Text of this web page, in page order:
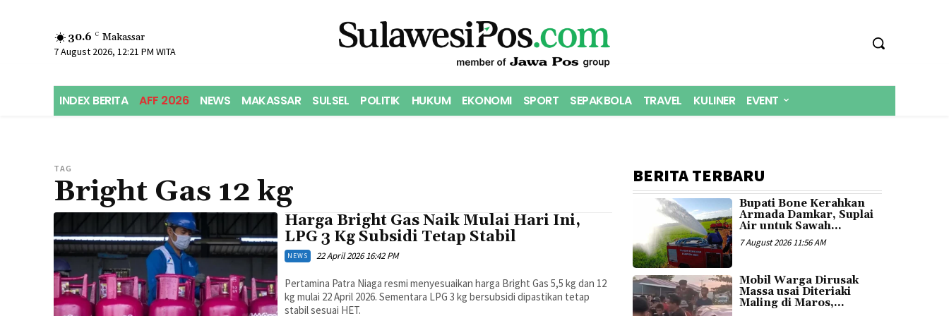
30.6 C Makassar
7 August 2026, 12:21 PM WITA
INDEX BERITA AFF 2026 NEWS MAKASSAR SULSEL POLITIK HUKUM EKONOMI SPORT SEPAKBOLA TRAVEL KULINER EVENT
TAG
Bright Gas 12 kg
Harga Bright Gas Naik Mulai Hari Ini,
LPG 3 Kg Subsidi Tetap Stabil
NEWS 22 April 2026 16:42 PM
Pertamina Patra Niaga resmi menyesuaikan harga Bright Gas 5,5 kg dan 12
kg mulai 22 April 2026. Sementara LPG 3 kg bersubsidi dipastikan tetap
stabil sesuai HET.
BERITA TERBARU
Bupati Bone Kerahkan
Armada Damkar, Suplai
Air untuk Sawah...
7 August 2026 11:56 AM
Mobil Warga Dirusak
Massa usai Diteriaki
Maling di Maros,...